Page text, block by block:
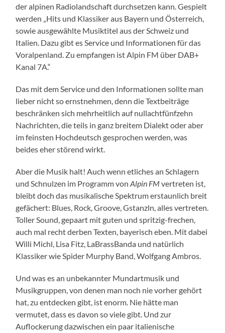
der alpinen Radiolandschaft durchsetzen kann. Gespielt
werden „Hits und Klassiker aus Bayern und Österreich,
sowie ausgewählte Musiktitel aus der Schweiz und
Italien. Dazu gibt es Service und Informationen für das
Voralpenland. Zu empfangen ist Alpin FM über DAB+
Kanal 7A.“
Das mit dem Service und den Informationen sollte man
lieber nicht so ernstnehmen, denn die Textbeiträge
beschränken sich mehrheitlich auf nullachtfünfzehn
Nachrichten, die teils in ganz breitem Dialekt oder aber
im feinsten Hochdeutsch gesprochen werden, was
beides eher störend wirkt.
Aber die Musik halt! Auch wenn etliches an Schlagern
und Schnulzen im Programm vonAlpin FMvertreten ist,
bleibt doch das musikalische Spektrum erstaunlich breit
gefächert: Blues, Rock, Groove, Gstanzln, alles vertreten.
Toller Sound, gepaart mit guten und spritzig-frechen,
auch mal recht derben Texten, bayerisch eben. Mit dabei
Willi Michl, Lisa Fitz, LaBrassBanda und natürlich
Klassiker wie Spider Murphy Band, Wolfgang Ambros.
Und was es an unbekannter Mundartmusik und
Musikgruppen, von denen man noch nie vorher gehört
hat, zu entdecken gibt, ist enorm. Nie hätte man
vermutet, dass es davon so viele gibt. Und zur
Auflockerung dazwischen ein paar italienische